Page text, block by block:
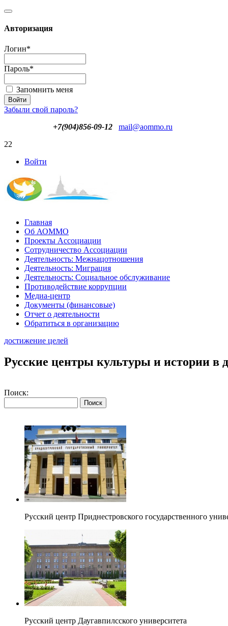
Авторизация
Логин*
Пароль*
Запомнить меня
Забыли свой пароль?
+7(904)856-09-12
mail@aommo.ru
22
Войти
Главная
Об АОММО
Проекты Ассоциации
Сотрудничество Ассоциации
Деятельность: Межнацотношения
Деятельность: Миграция
Деятельность: Социальное обслуживание
Противодействие коррупции
Медиа-центр
Документы (финансовые)
Отчет о деятельности
Обратиться в организацию
достижение целей
Русские центры культуры и истории в
Поиск:
Русский центр Приднестровского государственного
Русский центр Даугавпилсского университета